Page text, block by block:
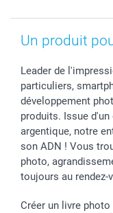
Un produit
Leader de
particuliers,
développement
produits. Issue
argentique, notre
son ADN ! Vous
photo,
toujours au
Créer un livre